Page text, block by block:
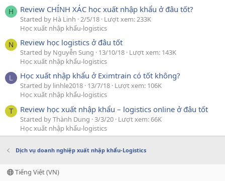
H Review CHÍNH XÁC học xuất nhập khẩu ở đâu tốt?
Started by Hà Linh 2/5/18 Lượt xem: 233K
Học xuất nhập khẩu-logistics
N Review học logistics ở đâu tốt
Started by Nguyễn Sung 13/10/18 Lượt xem: 143K
Học xuất nhập khẩu-logistics
L Học xuất nhập khẩu ở Eximtrain có tốt không?
Started by linhle2018 13/7/18 Lượt xem: 106K
Học xuất nhập khẩu-logistics
T Review học xuất nhập khẩu – logistics online ở đâu tốt
Started by Thành Dung 3/3/20 Lượt xem: 66K
Học xuất nhập khẩu-logistics
Dịch vụ doanh nghiệp xuất nhập khẩu-Logistics
Tiếng Việt (VN)